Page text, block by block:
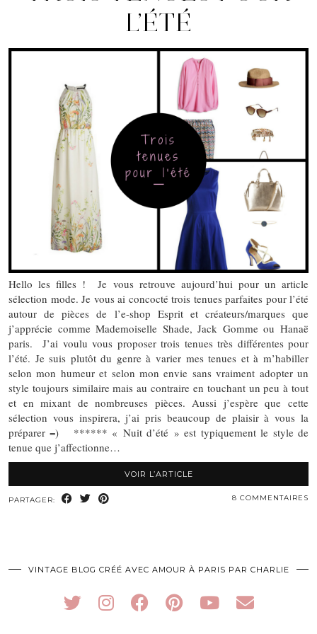
L’ÉTÉ
Hello les filles ! Je vous retrouve aujourd’hui pour un article
sélection mode. Je vous ai concocté trois tenues parfaites pour l’été
autour de pièces de l’e-shop Esprit et créateurs/marques que
j’apprécie comme Mademoiselle Shade, Jack Gomme ou Hanaë
paris. J’ai voulu vous proposer trois tenues très différentes pour
l’été. Je suis plutôt du genre à varier mes tenues et à m’habiller
selon mon humeur et selon mon envie sans vraiment adopter un
style toujours similaire mais au contraire en touchant un peu à tout
et en mixant de nombreuses pièces. Aussi j’espère que cette
sélection vous inspirera, j’ai pris beaucoup de plaisir à vous la
préparer =) ****** « Nuit d’été » est typiquement le style de
tenue que j’affectionne…
VOIR L’ARTICLE
PARTAGER: 8 COMMENTAIRES
VINTAGE BLOG CRÉÉ AVEC AMOUR À PARIS PAR CHARLIE